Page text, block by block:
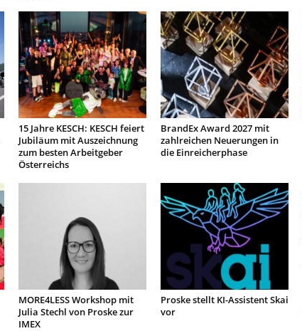
15 Jahre KESCH: KESCH feiert
Jubiläum mit Auszeichnung
zum besten Arbeitgeber
Österreichs
BrandEx Award 2027 mit
zahlreichen Neuerungen in
die Einreicherphase
MORE4LESS Workshop mit
Julia Stechl von Proske zur
IMEX
Proske stellt KI-Assistent Skai
vor